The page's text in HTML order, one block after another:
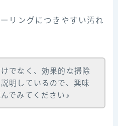
リングにつきやすい汚れ
でなく、効果的な掃除
明しているので、興味
でみてください♪